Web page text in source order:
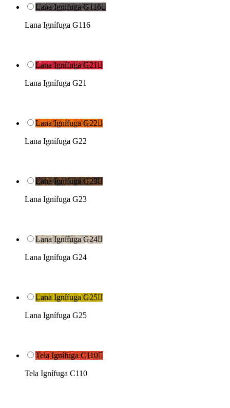
Lana Ignífuga G116
Lana Ignífuga G116
Lana Ignífuga G21
Lana Ignífuga G21
Lana Ignífuga G22
Lana Ignífuga G22
Lana Ignífuga G23
Lana Ignífuga G23
Lana Ignífuga G24
Lana Ignífuga G24
Lana Ignífuga G25
Lana Ignífuga G25
Tela Ignífuga C110
Tela Ignífuga C110